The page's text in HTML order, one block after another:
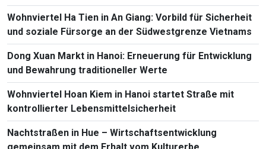
Wohnviertel Ha Tien in An Giang: Vorbild für Sicherheit
und soziale Fürsorge an der Südwestgrenze Vietnams
Dong Xuan Markt in Hanoi: Erneuerung für Entwicklung
und Bewahrung traditioneller Werte
Wohnviertel Hoan Kiem in Hanoi startet Straße mit
kontrollierter Lebensmittelsicherheit
Nachtstraßen in Hue – Wirtschaftsentwicklung